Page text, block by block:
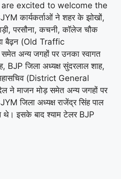
are excited to welcome the
कार्यकर्ताओं ने शहर के झोखों,
परसौना, कचनी, कॉलेज चौक
बैढ़न (Old Traffic
अन्य जगहों पर उनका स्वागत
BJP जिला अध्यक्ष सुंदरलाल शाह,
(District General
ने माजन मोड़ समेत अन्य जगहों पर
जिला अध्यक्ष राजेंद्र सिंह पाल
थे। इसके बाद श्याम टेलर BJP